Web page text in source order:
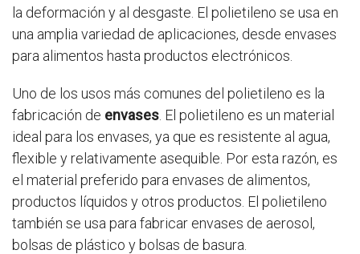
la deformación y al desgaste. El polietileno se usa en
una amplia variedad de aplicaciones, desde envases
para alimentos hasta productos electrónicos.
Uno de los usos más comunes del polietileno es la
fabricación de envases . El polietileno es un material
ideal para los envases, ya que es resistente al agua,
flexible y relativamente asequible. Por esta razón, es
el material preferido para envases de alimentos,
productos líquidos y otros productos. El polietileno
también se usa para fabricar envases de aerosol,
bolsas de plástico y bolsas de basura.